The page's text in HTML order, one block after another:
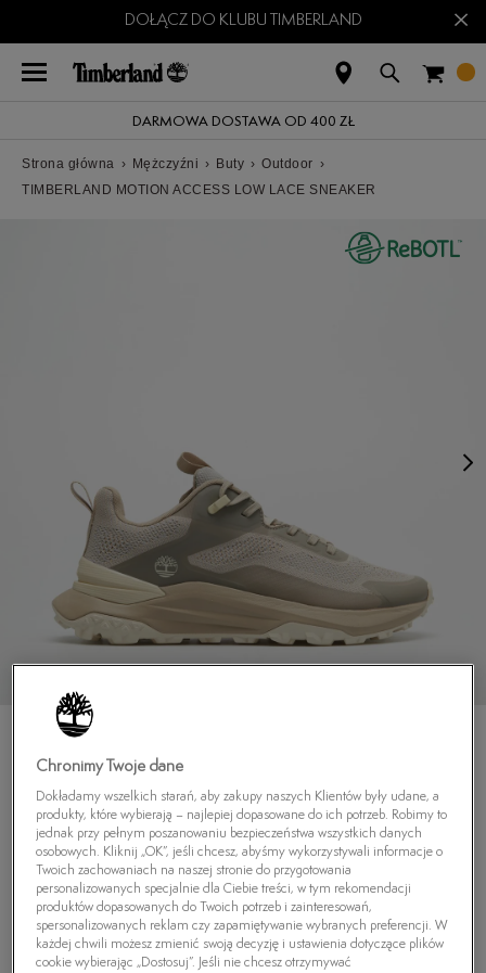
DOŁĄCZ DO KLUBU TIMBERLAND ×
DARMOWA DOSTAWA OD 400 ZŁ
Strona główna › Mężczyźni › Buty › Outdoor ›
TIMBERLAND MOTION ACCESS LOW LACE SNEAKER
TIMBERLAND MOTION ACCESS LOW LACE
SNEAKER
4.9( 48
589,99 zł -24% (cena początkowa)
589,99 zł -24% (najniższa cena z 30 dni przed obniżką)
449,99zł
Chronimy Twoje dane
Dokładamy wszelkich starań, aby zakupy naszych Klientów były udane, a
produkty, które wybierają – najlepiej dopasowane do ich potrzeb. Robimy to
jednak przy pełnym poszanowaniu bezpieczeństwa wszystkich danych
osobowych. Kliknij „OK”, jeśli chcesz, abyśmy wykorzystywali informacje o
Twoich zachowaniach na naszej stronie do przygotowania
personalizowanych specjalnie dla Ciebie treści, w tym rekomendacji
produktów dopasowanych do Twoich potrzeb i zainteresowań,
spersonalizowanych reklam czy zapamiętywanie wybranych preferencji. W
każdej chwili możesz zmienić swoją decyzję i ustawienia dotyczące plików
cookie wybierając „Dostosuj”. Jeśli nie chcesz otrzymywać